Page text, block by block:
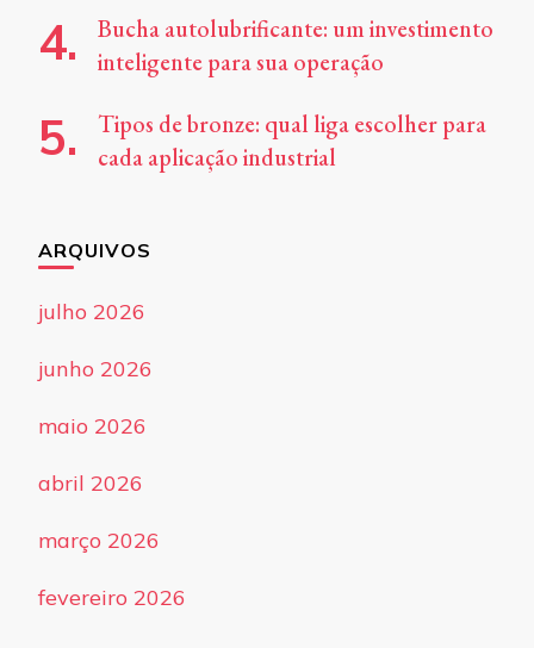
Bucha autolubrificante: um investimento
inteligente para sua operação
Tipos de bronze: qual liga escolher para
cada aplicação industrial
ARQUIVOS
julho 2026
junho 2026
maio 2026
abril 2026
março 2026
fevereiro 2026